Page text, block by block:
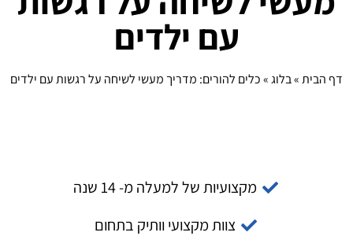
עם ילדים
דף הבית»בלוג»כלים להורים: מדריך מעשי לשיחה על רגשות עם ילדים
מקצועיות של למעלה מ- 14 שנה
צוות מקצועי וותיק בתחום